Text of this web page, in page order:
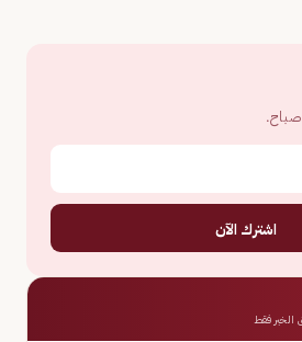
صباح.
اشترك الآن
فقط